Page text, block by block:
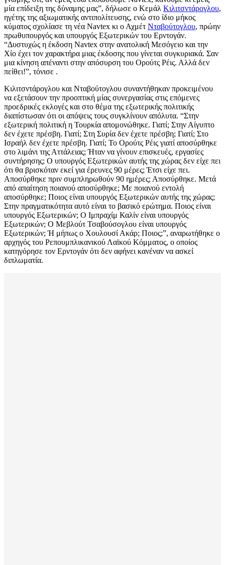
μία επίδειξη της δύναμης μας”, δήλωσε ο Κεμάλ Κιλιτσντάρογλου,
ηγέτης της αξιωματικής αντιπολίτευσης, ενώ στο ίδιο μήκος
κύματος σχολίασε τη νέα Navtex κι ο Αχμέτ Νταβούτογλου, πρώην
πρωθυπουργός και υπουργός Εξωτερικών του Ερντογάν.
“Δυστυχώς η έκδοση Navtex στην ανατολική Μεσόγειο και την
Χίο έχει τον χαρακτήρα μιας έκδοσης που γίνεται συγκυριακά. Σαν
μια κίνηση απέναντι στην απόσυρση του Ορούτς Ρέις. Αλλά δεν
πείθει!”, τόνισε .
Κιλιτσντάρογλου και Νταβούτογλου συναντήθηκαν προκειμένου
να εξετάσουν την προοπτική μίας συνεργασίας στις επόμενες
προεδρικές εκλογές και στο θέμα της εξωτερικής πολιτικής
διαπίστωσαν ότι οι απόψεις τους συγκλίνουν απόλυτα. “Στην
εξωτερική πολιτική η Τουρκία απομονώθηκε. Γιατί; Στην Αίγυπτο
δεν έχετε πρέσβη. Γιατί; Στη Συρία δεν έχετε πρέσβη; Γιατί; Στο
Ισραήλ δεν έχετε πρέσβη. Γιατί; Το Ορούτς Ρέις γιατί αποσύρθηκε
στο λιμάνι της Αττάλειας; Ήταν να γίνουν επισκευές, εργασίες
συντήρησης; Ο υπουργός Εξωτερικών αυτής της χώρας δεν είχε πει
ότι θα βρισκόταν εκεί για έρευνες 90 μέρες; Έτσι είχε πει.
Αποσύρθηκε πριν συμπληρωθούν 90 ημέρες; Αποσύρθηκε. Μετά
από απαίτηση ποιανού αποσύρθηκε; Με ποιανού εντολή
αποσύρθηκε; Ποιος είναι υπουργός Εξωτερικών αυτής της χώρας;
Στην πραγματικότητα αυτό είναι το βασικό ερώτημα. Ποιος είναι
υπουργός Εξωτερικών; Ο Ιμπραχίμ Καλίν είναι υπουργός
Εξωτερικών; Ο Μεβλούτ Τσαβούσογλου είναι υπουργός
Εξωτερικών; Ή μήπως ο Χουλουσί Ακάρ; Ποιος;”, αναρωτήθηκε ο
αρχηγός του Ρεπουμπλικανικού Λαϊκού Κόμματος, ο οποίος
κατηγόρησε τον Ερντογάν ότι δεν αφήνει κανέναν να ασκεί
διπλωματία.